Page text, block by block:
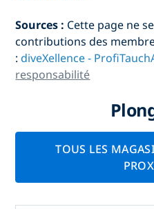
Sources : Cette page ne
contributions des
:diveXellence -
responsabilité
TOUS LES